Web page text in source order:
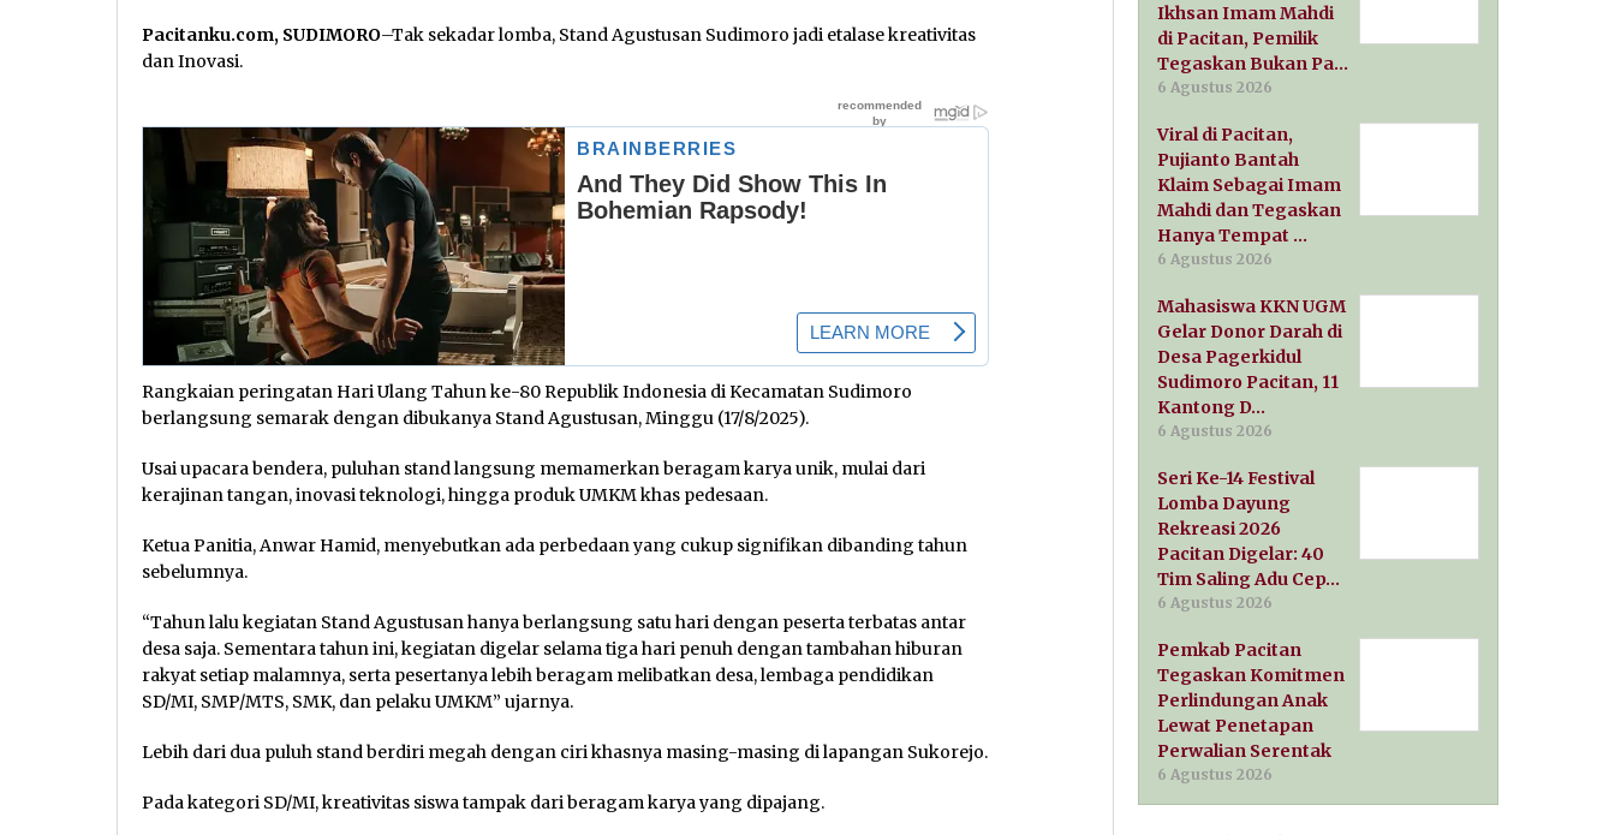
Pacitanku.com, SUDIMORO–Tak sekadar lomba, Stand Agustusan Sudimoro jadi etalase kreativitas
dan Inovasi.
Rangkaian peringatan Hari Ulang Tahun ke-80 Republik Indonesia di Kecamatan Sudimoro
berlangsung semarak dengan dibukanya Stand Agustusan, Minggu (17/8/2025).
Usai upacara bendera, puluhan stand langsung memamerkan beragam karya unik, mulai dari
kerajinan tangan, inovasi teknologi, hingga produk UMKM khas pedesaan.
Ketua Panitia, Anwar Hamid, menyebutkan ada perbedaan yang cukup signifikan dibanding tahun
sebelumnya.
“Tahun lalu kegiatan Stand Agustusan hanya berlangsung satu hari dengan peserta terbatas antar
desa saja. Sementara tahun ini, kegiatan digelar selama tiga hari penuh dengan tambahan hiburan
rakyat setiap malamnya, serta pesertanya lebih beragam melibatkan desa, lembaga pendidikan
SD/MI, SMP/MTS, SMK, dan pelaku UMKM” ujarnya.
Lebih dari dua puluh stand berdiri megah dengan ciri khasnya masing-masing di lapangan Sukorejo.
Pada kategori SD/MI, kreativitas siswa tampak dari beragam karya yang dipajang.
Ikhsan Imam Mahdi
di Pacitan, Pemilik
Tegaskan Bukan Pa…
6 Agustus 2026
Viral di Pacitan,
Pujianto Bantah
Klaim Sebagai Imam
Mahdi dan Tegaskan
Hanya Tempat …
6 Agustus 2026
Mahasiswa KKN UGM
Gelar Donor Darah di
Desa Pagerkidul
Sudimoro Pacitan, 11
Kantong D…
6 Agustus 2026
Seri Ke-14 Festival
Lomba Dayung
Rekreasi 2026
Pacitan Digelar: 40
Tim Saling Adu Cep…
6 Agustus 2026
Pemkab Pacitan
Tegaskan Komitmen
Perlindungan Anak
Lewat Penetapan
Perwalian Serentak
6 Agustus 2026